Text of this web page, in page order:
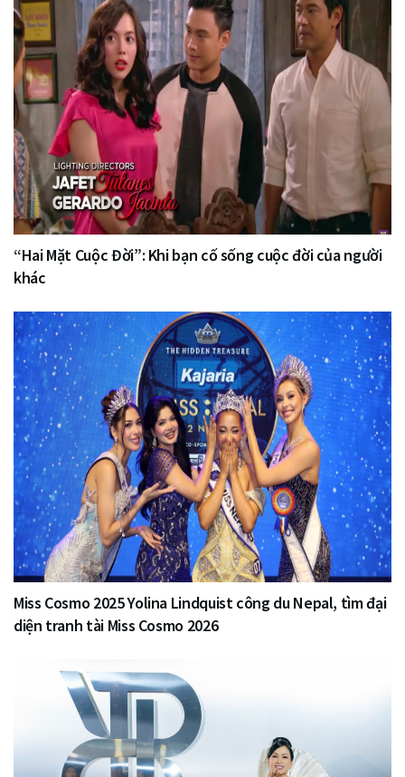
“Hai Mặt Cuộc Đời”: Khi bạn cố sống cuộc đời của người
khác
Miss Cosmo 2025 Yolina Lindquist công du Nepal, tìm đại
diện tranh tài Miss Cosmo 2026